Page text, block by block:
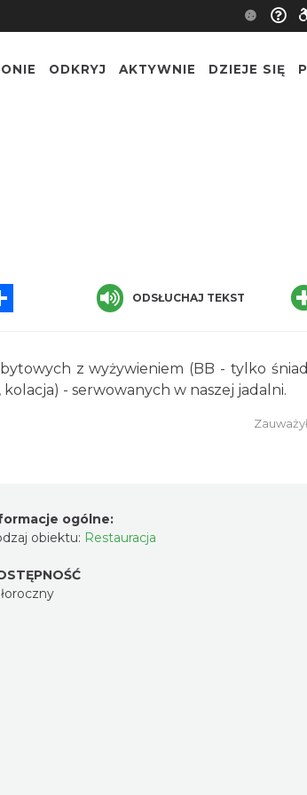
ODKRYJ AKTYWNIE DZIEJE SIĘ
ODSŁUCHAJ TEKST
z wyżywieniem (BB - tylko
- serwowanych w naszej jadalni.
ogólne:
obiektu: Restauracja